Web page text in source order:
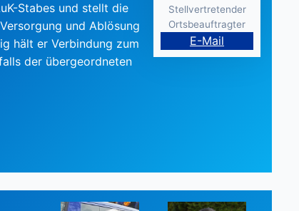
Stabes und stellt die
und Ablösung
hält er Verbindung zum
der übergeordneten
Stellvertretender
Ortsbeauftragter
E-Mail